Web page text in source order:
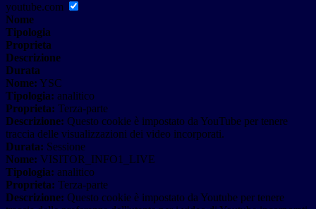
youtube.com
Nome
Tipologia
Proprieta
Descrizione
Durata
Nome: YSC
Tipologia: analitico
Proprieta: Terza-parte
Descrizione: Questo cookie è impostato da YouTube per tenere
traccia delle visualizzazioni dei video incorporati.
Durata: Sessione
Nome: VISITOR_INFO1_LIVE
Tipologia: analitico
Proprieta: Terza-parte
Descrizione: Questo cookie è impostato da Youtube per tenere